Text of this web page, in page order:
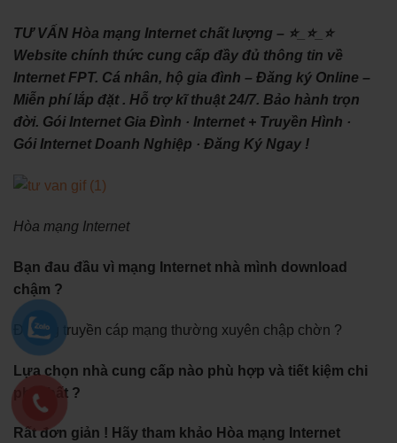
TƯ VẤN Hòa mạng Internet chất lượng – ⭐_⭐_⭐
Website chính thức cung cấp đầy đủ thông tin về
Internet FPT. Cá nhân, hộ gia đình – Đăng ký Online –
Miễn phí lắp đặt . Hỗ trợ kĩ thuật 24/7. Bảo hành trọn
đời. ‎Gói Internet Gia Đình · ‎Internet + Truyền Hình ·
‎Gói Internet Doanh Nghiệp · ‎Đăng Ký Ngay !
Hòa mạng Internet
Bạn đau đầu vì mạng Internet nhà mình download
chậm ?
Đường truyền cáp mạng thường xuyên chập chờn ?
Lựa chọn nhà cung cấp nào phù hợp và tiết kiệm chi
phí nhất ?
Rất đơn giản ! Hãy tham khảo Hòa mạng Internet